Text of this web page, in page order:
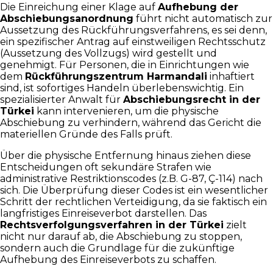
Die Einreichung einer Klage auf Aufhebung der
Abschiebungsanordnung führt nicht automatisch zur
Aussetzung des Rückführungsverfahrens, es sei denn,
ein spezifischer Antrag auf einstweiligen Rechtsschutz
(Aussetzung des Vollzugs) wird gestellt und
genehmigt. Für Personen, die in Einrichtungen wie
dem Rückführungszentrum Harmandali inhaftiert
sind, ist sofortiges Handeln überlebenswichtig. Ein
spezialisierter Anwalt für Abschiebungsrecht in der
Türkei kann intervenieren, um die physische
Abschiebung zu verhindern, während das Gericht die
materiellen Gründe des Falls prüft.
Über die physische Entfernung hinaus ziehen diese
Entscheidungen oft sekundäre Strafen wie
administrative Restriktionscodes (z.B. G-87, Ç-114) nach
sich. Die Überprüfung dieser Codes ist ein wesentlicher
Schritt der rechtlichen Verteidigung, da sie faktisch ein
langfristiges Einreiseverbot darstellen. Das
Rechtsverfolgungsverfahren in der Türkei zielt
nicht nur darauf ab, die Abschiebung zu stoppen,
sondern auch die Grundlage für die zukünftige
Aufhebung des Einreiseverbots zu schaffen.